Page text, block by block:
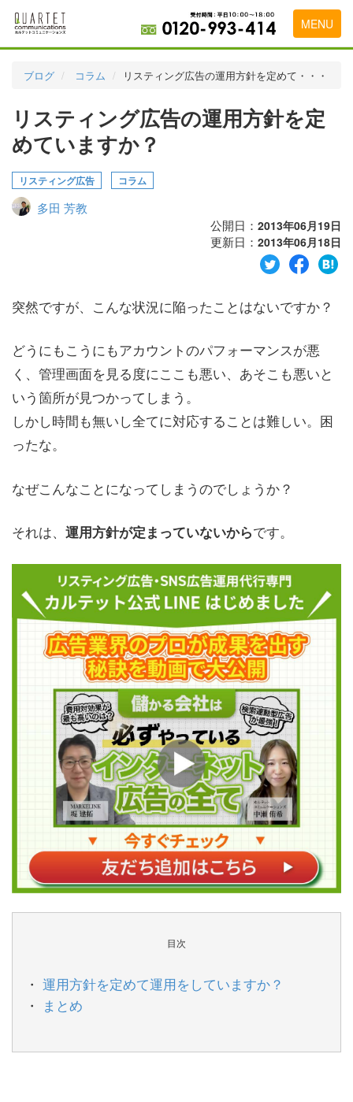
MENU
実績・お客様の声
初めて導入をお考えの方
代理店の乗り換えをお考えの方
ブログ コラム リスティング広告の運用方針を定めて・・・
リスティング広告の運用方針を定
めていますか？
リスティング広告 コラム
多田 芳教
公開日： 2013年06月19日
更新日： 2013年06月18日
突然ですが、こんな状況に陥ったことはないですか？
どうにもこうにもアカウントのパフォーマンスが悪
く、管理画面を見る度にここも悪い、あそこも悪いと
いう箇所が見つかってしまう。
しかし時間も無いし全てに対応することは難しい。困
ったな。
なぜこんなことになってしまうのでしょうか？
それは、 運用方針が定まっていないからです。
目次
運用方針を定めて運用をしていますか？
まとめ